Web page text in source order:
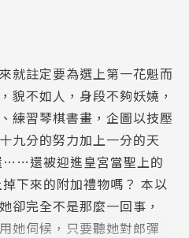
就註定要為選上第一花魁而
貌不如人，身段不夠妖嬈，
練習琴棋書畫，企圖以技壓
九分的努力加上一分的天
……還被迎進皇宮當聖上的
下來的附加禮物嗎？ 本以
卻完全不是那麼一回事，
她伺候，只要聽她對郎彈